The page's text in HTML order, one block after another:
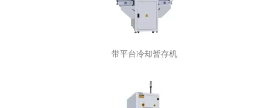
带平台冷却暂存机